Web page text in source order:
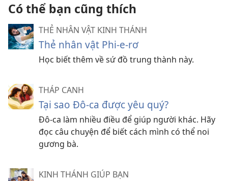
Có thể bạn cũng thích
THẺ NHÂN VẬT KINH THÁNH
Thẻ nhân vật Phi-e-rơ
Học biết thêm về sứ đồ trung thành này.
THÁP CANH
Tại sao Đô-ca được yêu quý?
Đô-ca làm nhiều điều để giúp người khác. Hãy
đọc câu chuyện để biết cách mình có thể noi
gương bà.
KINH THÁNH GIÚP BẠN